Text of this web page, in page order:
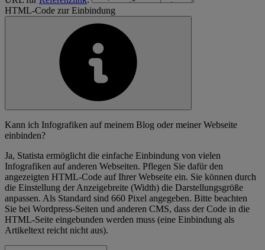
HTML-Code zur Einbindung
Kann ich Infografiken auf meinem Blog oder meiner Webseite
einbinden?
Ja, Statista ermöglicht die einfache Einbindung von vielen
Infografiken auf anderen Webseiten. Pflegen Sie dafür den
angezeigten HTML-Code auf Ihrer Webseite ein. Sie können durch
die Einstellung der Anzeigebreite (Width) die Darstellungsgröße
anpassen. Als Standard sind 660 Pixel angegeben. Bitte beachten
Sie bei Wordpress-Seiten und anderen CMS, dass der Code in die
HTML-Seite eingebunden werden muss (eine Einbindung als
Artikeltext reicht nicht aus).